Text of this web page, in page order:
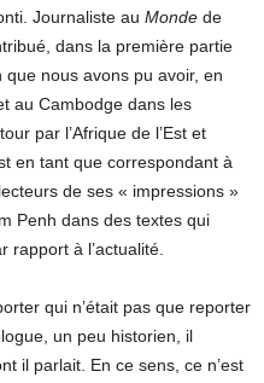
Journaliste au Monde de
dans la première partie
nous avons pu avoir, en
au Cambodge dans les
par l’Afrique de l’Est et
en tant que correspondant à
de ses « impressions »
Penh dans des textes qui
rapport à l’actualité.
qui n’était pas que reporter
un peu historien, il
il parlait. En ce sens, ce n’est